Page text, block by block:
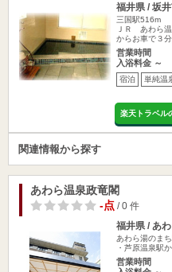
福井県 / 坂
三国駅516m
ＪＲ あわら
からお車で３分
営業時間
入浴料金 ～
宿泊 単純温
楽天トラベル
関連情報から探す
あわら温泉政竜閣
-点/ 0 件
福井県 / あ
あわら湯のま
・芦原温泉駅
営業時間